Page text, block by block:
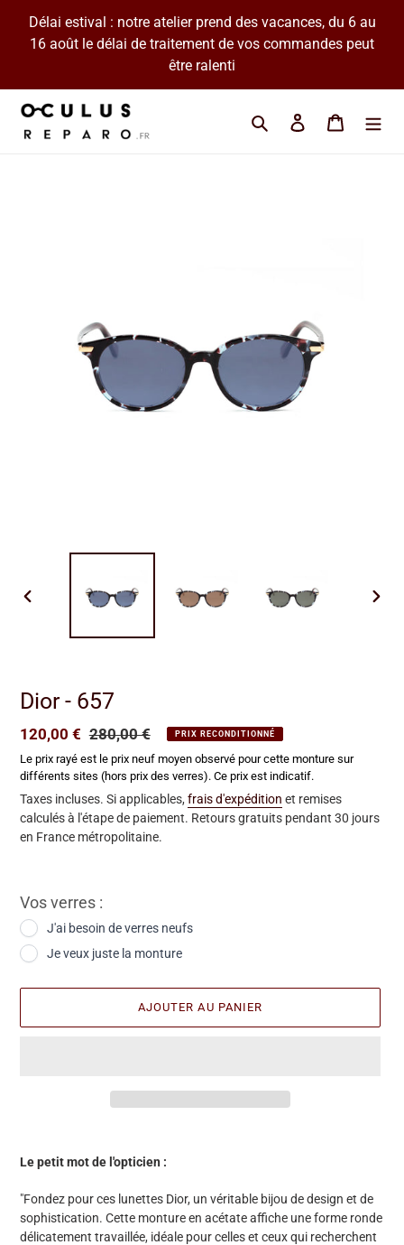
contenu
Délai estival : notre atelier prend des vacances, du 6 au
16 août le délai de traitement de vos commandes peut
être ralenti
Cherchez une
Se connecter
Panier
DIAPOSITIVE
Dior - 657
Prix
réduit
120,00 € Prix
normal
280,00 € PRIX RECONDITIONNÉ
Le prix rayé est le prix neuf moyen observé pour cette monture sur
différents sites (hors prix des verres). Ce prix est indicatif.
Taxes incluses. Si applicables, frais d'expédition et remises
calculés à l'étape de paiement. Retours gratuits pendant 30 jours
en France métropolitaine.
Vos verres :
J'ai besoin de verres neufs
Je veux juste la monture
AJOUTER AU PANIER
paire
à
votre
panier
Le petit mot de l'opticien :
"Fondez pour ces lunettes Dior, un véritable bijou de design et de
sophistication. Cette monture en acétate affiche une forme ronde
délicatement travaillée, idéale pour celles et ceux qui recherchent